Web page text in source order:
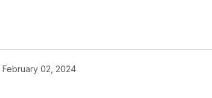
February 02, 2024